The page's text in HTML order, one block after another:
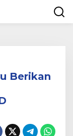
Berikan